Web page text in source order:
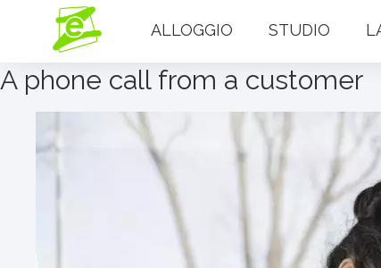
ALLOGGIO STUDIO
A phone call from a customer